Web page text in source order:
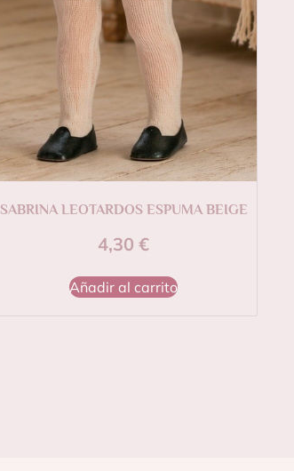
SABRINA LEOTARDOS ESPUMA BEIGE
4,30 €
Añadir al carrito